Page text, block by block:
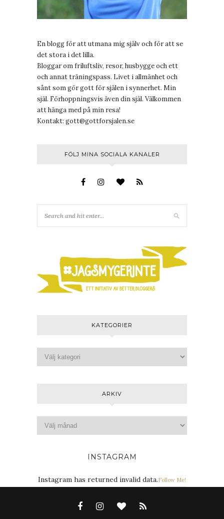
En blogg för att utmana mig själv och för att se
det stora i det lilla.
Bloggar om friluftsliv, resor, husbygge och ett
och annat träningspass. Livet i allmänhet och
sånt som gör gott för själen i synnerhet. Min
själ. Förhoppningsvis även din själ. Välkommen
att hänga med på min resa!
Kontakt: gott@gottforsjalen.se
FÖLJ MINA SOCIALA KANALER
KATEGORIER
ARKIV
INSTAGRAM
Instagram has returned invalid data.Follow Me!